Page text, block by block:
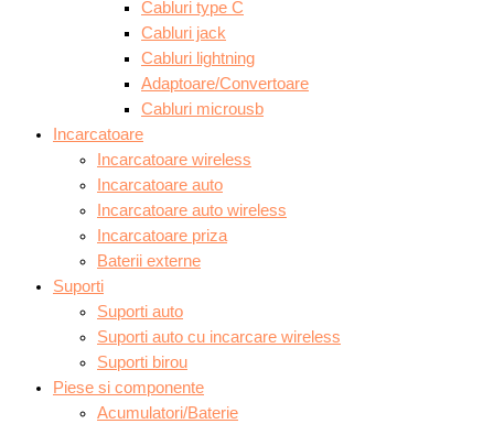
Cabluri type C
Cabluri jack
Cabluri lightning
Adaptoare/Convertoare
Cabluri microusb
Incarcatoare
Incarcatoare wireless
Incarcatoare auto
Incarcatoare auto wireless
Incarcatoare priza
Baterii externe
Suporti
Suporti auto
Suporti auto cu incarcare wireless
Suporti birou
Piese si componente
Acumulatori/Baterie